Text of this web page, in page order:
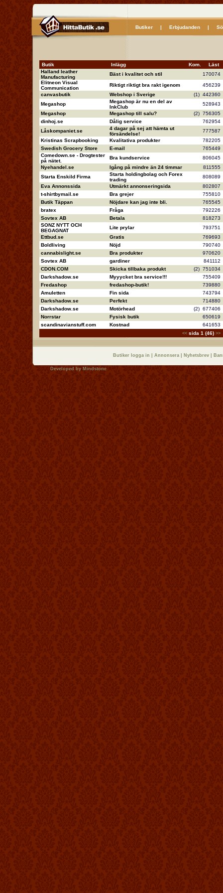
Butiker| Erbjudanden|
Butik Inlägg Kom.
Läst
Halland leather
Manufacturing
Bäst i kvalitet och stil
170074
Elitneon Visual
Communication
Riktigt riktigt bra rakt igenom
456239
canvasbutik
Webshop i Sverige (1) 442360
Megashop
Megashop är nu en del av
InkClub
528943
Megashop
Megashop till salu? (2) 756305
dinhoj.se
Dålig service
762954
Låskompaniet.se
4 dagar på sej att hämta ut
försändelse!
777587
Kristinas Scrapbooking
Kvalitativa produkter
782205
Swedish Grocery Store
E-mail
765449
Comedown.se - Drogtester
på nätet.
Bra kundservice
806045
Nyehandel.se
Igång på mindre än 24 timmar
811555
Starta Enskild Firma
Starta holdingbolag och Forex
trading
808089
Eva Annonssida
Utmärkt annonseringsida
802807
t-shirtbymail.se
Bra grejer
755810
Butik Täppan
Nöjdare kan jag inte bli.
765545
bratex
Fråga
792226
Sovtex AB
Betala
818273
SONZ NYTT OCH
BEGAGNAT
Lite prylar
793751
Ettbud.se
Gratis
769693
Boldliving
Nöjd
790740
cannabislight.se
Bra produkter
970620
Sovtex AB
gardiner
841112
CDON.COM
Skicka tillbaka produkt (2) 751034
Darkshadow.se
Myyycket bra service!!!
755409
Fredashop
fredashop-butik!
739880
Amuletten
Fin sida
743794
Darkshadow.se
Perfekt
714880
Darkshadow.se
Motörhead (2) 677406
Norrstar
Fysisk butik
650619
scandinavianstuff.com
Kostnad 641653
<< sida 1 (46) >>
Butiker logga in Annonsera Nyhetsbrev
Developed by Mindstone